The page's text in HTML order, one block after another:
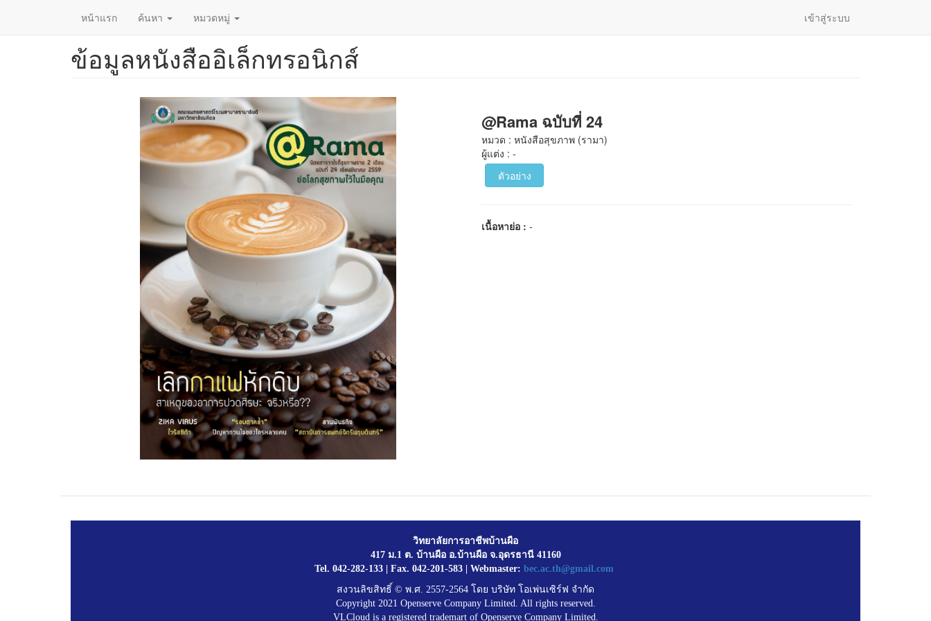
หน้าแรก ค้นหา หมวดหมู่ เข้าสู่ระบบ
ข้อมูลหนังสืออิเล็กทรอนิกส์
@Rama ฉบับที่ 24
หมวด : หนังสือสุขภาพ (รามา)
ผู้แต่ง : -
ตัวอย่าง
เนื้อหาย่อ :-
วิทยาลัยการอาชีพบ้านผือ
417 ม.1 ต. บ้านผือ อ.บ้านผือ จ.อุดรธานี 41160
Tel. 042-282-133 | Fax. 042-201-583 | Webmaster: bec.ac.th@gmail.com
สงวนลิขสิทธิ์ © พ.ศ. 2557-2564 โดย บริษัท โอเพ่นเซิร์ฟ จำกัด
Copyright 2021 Openserve Company Limited. All rights reserved.
VLCloud is a registered trademart of Openserve Company Limited.